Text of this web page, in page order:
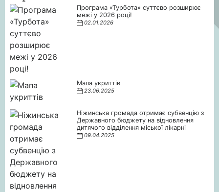
Програма «Турбота» суттєво розширює
межі у 2026 році!
02.01.2026
Мапа укриттів
23.06.2025
Ніжинська громада отримає субвенцію з
Державного бюджету на відновлення
дитячого відділення міської лікарні
09.04.2025